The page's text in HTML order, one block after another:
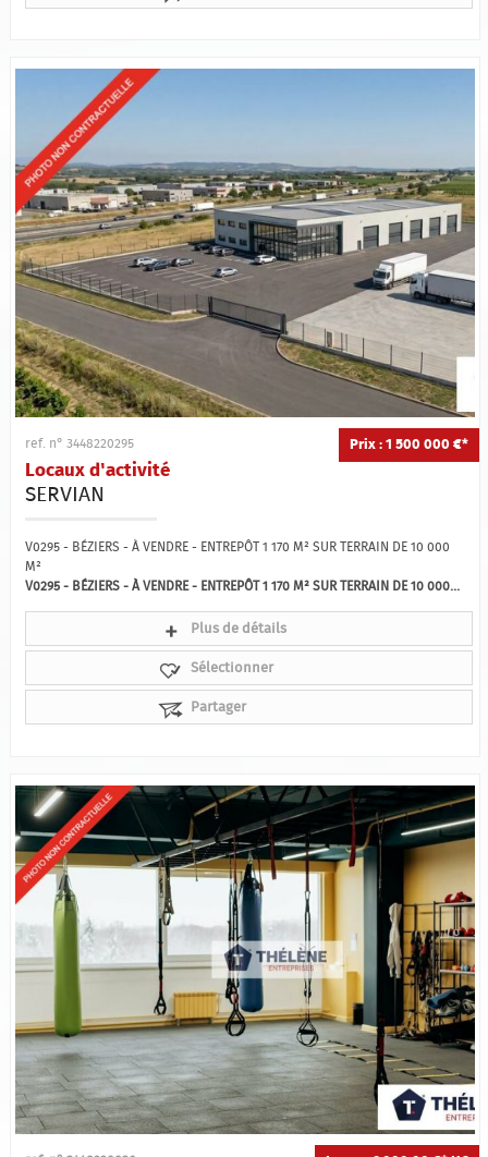
Prix : 1 500 000 €*
ref. n° 3448220295
Locaux d'activité
SERVIAN
V0295 - BÉZIERS - À VENDRE - ENTREPÔT 1 170 M² SUR TERRAIN DE 10 000
M²
V0295 - BÉZIERS - À VENDRE - ENTREPÔT 1 170 M² SUR TERRAIN DE 10 000...
Plus de détails
Sélectionner
Partager